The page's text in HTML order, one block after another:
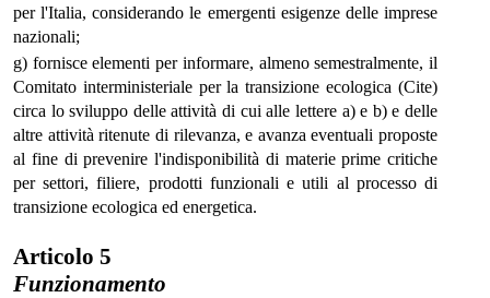
per l'Italia, considerando le emergenti esigenze delle imprese
nazionali;
g) fornisce elementi per informare, almeno semestralmente, il
Comitato interministeriale per la transizione ecologica (Cite)
circa lo sviluppo delle attività di cui alle lettere a) e b) e delle
altre attività ritenute di rilevanza, e avanza eventuali proposte
al fine di prevenire l'indisponibilità di materie prime critiche
per settori, filiere, prodotti funzionali e utili al processo di
transizione ecologica ed energetica.
Articolo 5
Funzionamento